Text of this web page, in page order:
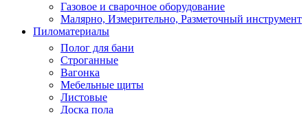
Газовое и сварочное оборудование
Малярно, Измерительно, Разметочный инструмент
Пиломатериалы
Полог для бани
Строганные
Вагонка
Мебельные щиты
Листовые
Доска пола